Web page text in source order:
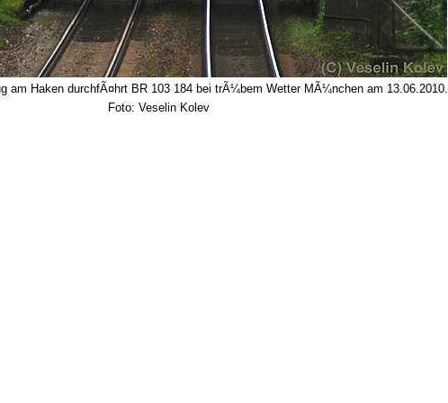
am Haken durchfÃ¤hrt BR 103 184 bei trÃ¼bem Wetter MÃ¼nchen am 13.06.2010.
Foto: Veselin Kolev